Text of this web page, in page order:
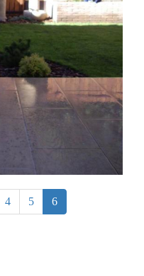
4 5 6(current)